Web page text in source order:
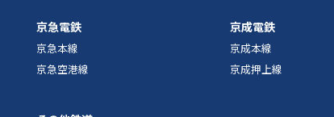
京急電鉄
京急本線
京急空港線
京成電鉄
京成本線
京成押上線